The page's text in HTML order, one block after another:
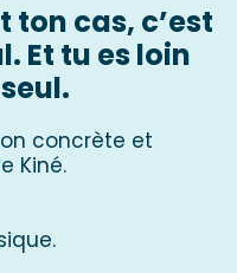
ton cas, c’est
Et tu es loin
concrète et
Kiné.